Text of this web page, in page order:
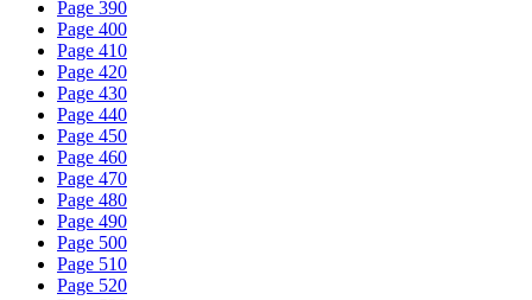
Page 390
Page 400
Page 410
Page 420
Page 430
Page 440
Page 450
Page 460
Page 470
Page 480
Page 490
Page 500
Page 510
Page 520